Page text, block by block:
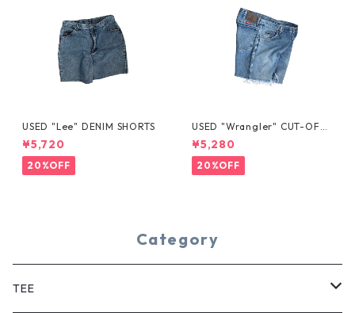
USED "Lee" DENIM SHORTS
¥5,720
20%OFF
USED "Wrangler" CUT-OFF
DENIM SHORTS
¥5,280
20%OFF
Category
TEE